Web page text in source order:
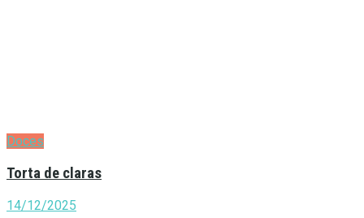
Doces
Torta de claras
14/12/2025